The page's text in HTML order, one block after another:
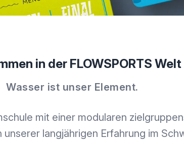
in der FLOWSPORTS Welt
Wasser ist unser Element.
mit einer modularen
unserer langjährigen Erfahrung im